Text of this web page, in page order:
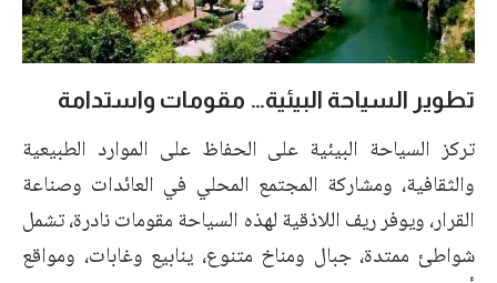
تطوير السياحة البيئية… مقومات واستدامة
تركز السياحة البيئية على الحفاظ على الموارد الطبيعية
والثقافية، ومشاركة المجتمع المحلي في العائدات وصناعة
القرار، ويوفر ريف اللاذقية لهذه السياحة مقومات نادرة، تشمل
شواطئ ممتدة، جبال ومناخ متنوع، ينابيع وغابات، ومواقع